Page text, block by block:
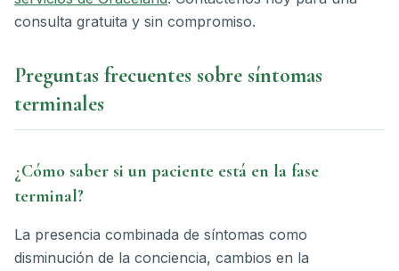
consulta gratuita y sin compromiso.
Preguntas frecuentes sobre síntomas
terminales
¿Cómo saber si un paciente está en la fase
terminal?
La presencia combinada de síntomas como
disminución de la conciencia, cambios en la